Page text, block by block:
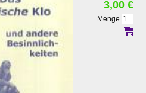
3,00 €
Menge